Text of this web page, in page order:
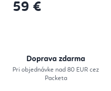
59 €
Doprava zdarma
Pri objednávke nad 80 EUR cez
Packeta